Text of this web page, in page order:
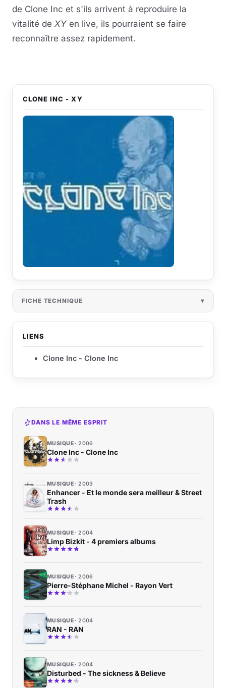
de Clone Inc et s'ils arrivent à reproduire la
vitalité de XY en live, ils pourraient se faire
reconnaître assez rapidement.
CLONE INC - XY
FICHE TECHNIQUE
LIENS
Clone Inc - Clone Inc
DANS LE MÊME ESPRIT
MUSIQUE 2006
Clone Inc - Clone Inc
MUSIQUE 2003
Enhancer - Et le monde sera meilleur & Street
Trash
MUSIQUE 2004
Limp Bizkit - 4 premiers albums
MUSIQUE 2006
Pierre-Stéphane Michel - Rayon Vert
MUSIQUE 2004
RAN - RAN
MUSIQUE 2004
Disturbed - The sickness & Believe